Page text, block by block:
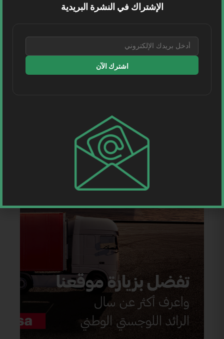
الإشتراك في النشرة البريدية
اشترك الآن